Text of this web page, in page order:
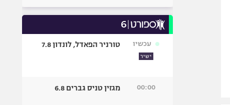
עכשיו
ישיר
טורניר הפאדל, לונדון 7.8
00:00 מגזין טניס גברים 6.8